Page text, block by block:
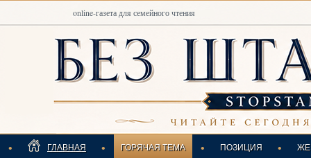
online-газета для семейного чтения
• ГЛАВНАЯ • ГОРЯЧАЯ ТЕМА • ПОЗИЦИЯ •